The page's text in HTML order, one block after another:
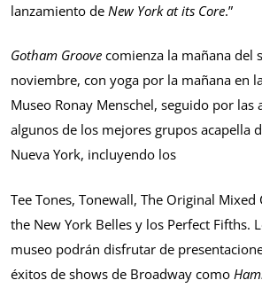
lanzamiento de New York at its Core.”
Gotham Groove comienza la mañana del
noviembre, con yoga por la mañana en
Museo Ronay Menschel, seguido por las
algunos de los mejores grupos acapella
Nueva York, incluyendo los
Tee Tones, Tonewall, The Original
the New York Belles y los Perfect Fifths.
museo podrán disfrutar de
éxitos de shows de Broadway como